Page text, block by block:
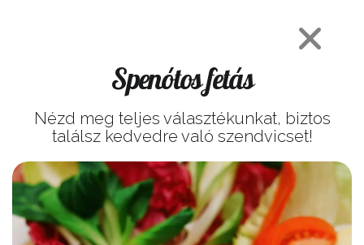
Spenótos fetás
Nézd meg teljes választékunkat, biztos
találsz kedvedre való szendvicset!